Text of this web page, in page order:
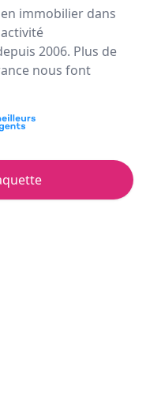
immobilier dans
2006. Plus de
nous font